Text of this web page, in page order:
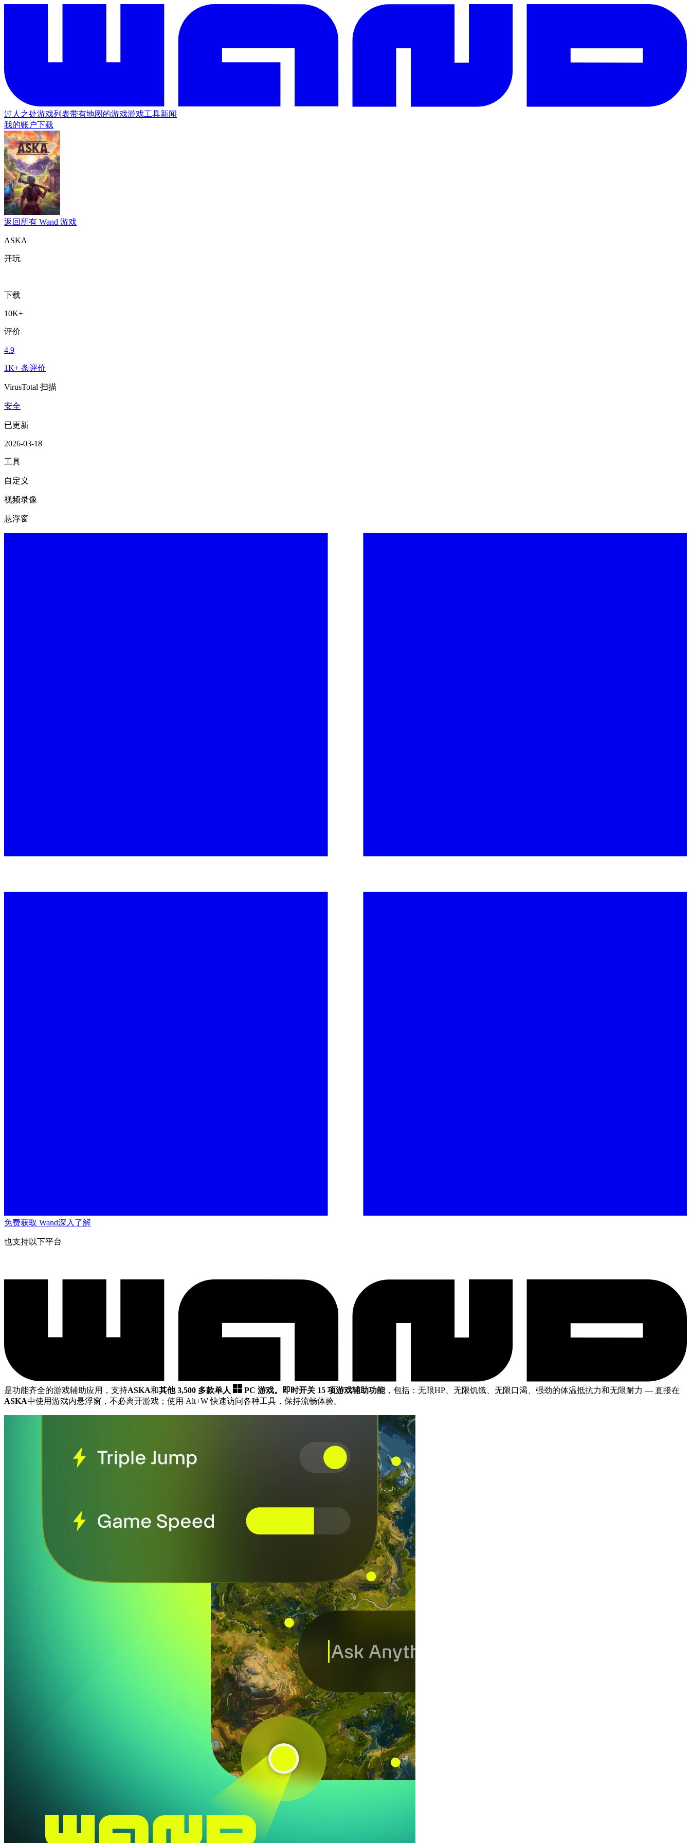
过人之处游戏列表带有地图的游戏游戏工具新闻
我的账户下载
返回所有 Wand 游戏
ASKA
开玩
下载
10K+
评价
4.9
1K+ 条评价
VirusTotal 扫描
安全
已更新
2026-03-18
工具
自定义
视频录像
悬浮窗
免费获取 Wand深入了解
也支持以下平台
是功能齐全的游戏辅助应用，支持ASKA和其他 3,500 多款单人 PC 游戏。 即时开关 15 项游戏辅助功能，包括：无限HP、无限饥饿、无限口渴、强劲的体温抵抗力和无限耐力 — 直接在
ASKA中使用游戏内悬浮窗，不必离开游戏；使用 Alt+W 快速访问各种工具，保持流畅体验。